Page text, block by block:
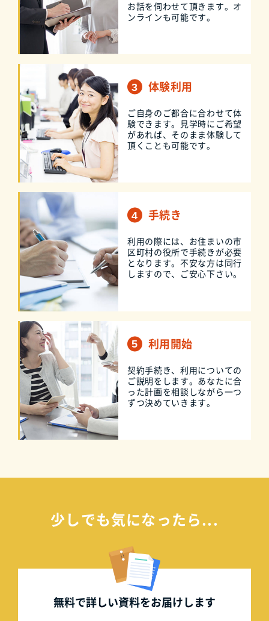
お話を伺わせて頂きます。オ
ンラインも可能です。
体験利用
ご自身のご都合に合わせて体
験できます。見学時にご希望
があれば、そのまま体験して
頂くことも可能です。
手続き
利用の際には、お住まいの市
区町村の役所で手続きが必要
となります。不安な方は同行
しますので、ご安心下さい。
利用開始
契約手続き、利用についての
ご説明をします。あなたに合
った計画を相談しながら一つ
ずつ決めていきます。
少しでも気になったら...
無料で詳しい資料をお届けします